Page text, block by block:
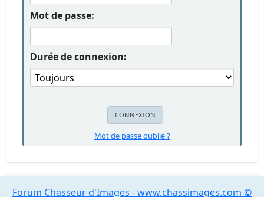
Mot de passe:
Durée de connexion:
Mot de passe oublié ?
Forum Chasseur d'Images - www.chassimages.com ©